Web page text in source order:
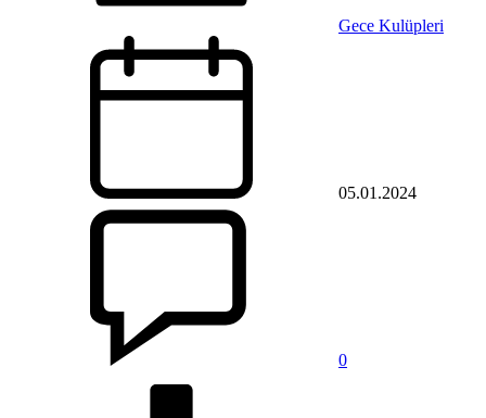
Gece Kulüpleri
05.01.2024
0